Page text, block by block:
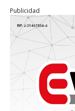
Publicidad